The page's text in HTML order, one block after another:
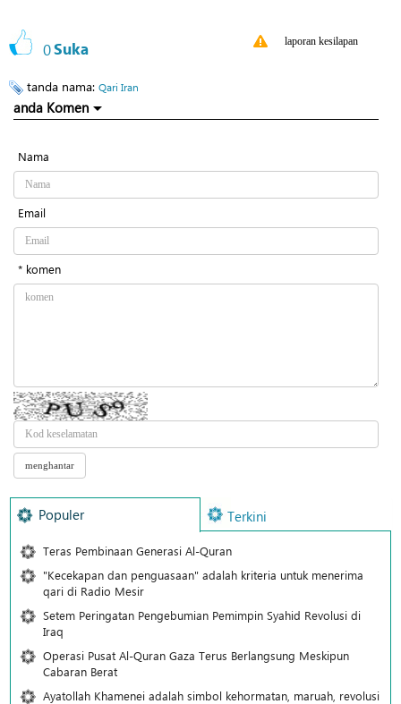
0Suka laporan kesilapan
tanda nama: Qari Iran
anda Komen
Nama
Email
* komen
Populer Terkini
Teras Pembinaan Generasi Al-Quran
"Kecekapan dan penguasaan" adalah kriteria untuk menerima
qari di Radio Mesir
Setem Peringatan Pengebumian Pemimpin Syahid Revolusi di
Iraq
Operasi Pusat Al-Quran Gaza Terus Berlangsung Meskipun
Cabaran Berat
Ayatollah Khamenei adalah simbol kehormatan, maruah, revolusi